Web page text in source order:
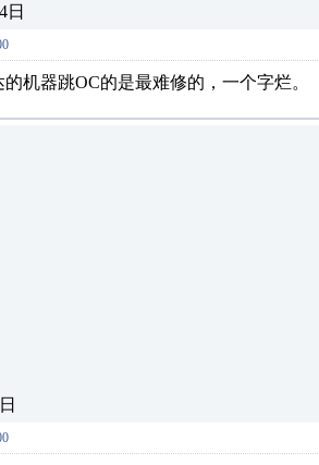
日
机器跳OC的是最难修的，一个字烂。